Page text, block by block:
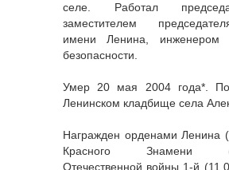
селе. Работал
заместителем
имени Ленина, инженером
безопасности.
Умер 20 мая 2004 года*.
Ленинском кладбище села
Награжден орденами Ленина
Красного Знамени
Отечественной войны 1-й